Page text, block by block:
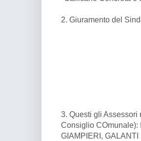
2. Giuramento del
3. Questi gli
Consiglio COmunale):
GIAMPIERI,